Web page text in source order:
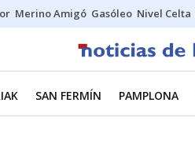
Merino Amigó Gasóleo Nivel Celta
SAN FERMÍN PAMPLONA